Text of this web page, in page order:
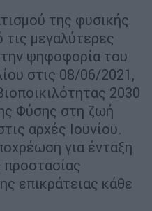
της φυσικής
τις μεγαλύτερες
ψηφοφορία του
στις 08/06/2021,
2030
Φύσης στη ζωή
αρχές Ιουνίου.
για ένταξη
επικράτειας κάθε